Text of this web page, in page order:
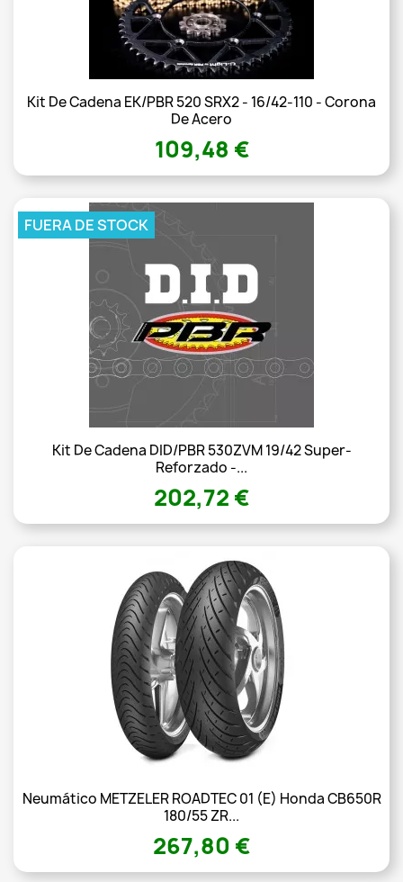
Kit De Cadena EK/PBR 520 SRX2 - 16/42-110 - Corona
De Acero
109,48 €
Kit De Cadena DID/PBR 530ZVM 19/42 Super-
Reforzado -...
202,72 €
FUERA DE STOCK
Neumático METZELER ROADTEC 01 (E) Honda CB650R
180/55 ZR...
267,80 €